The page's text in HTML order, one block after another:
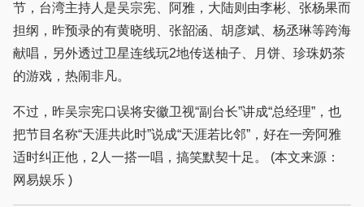
节，台湾主持人是吴宗宪、阿雅，大陆则由李彬、张杨果而
担纲，昨预录的有黄晓明、张韶涵、胡彦斌、杨丞琳等跨海
献唱，另外透过卫星连线玩2地传送柚子、月饼、珍珠奶茶
的游戏，热闹非凡。
不过，昨吴宗宪口误将安徽卫视“副台长”讲成“总经理”，也
把节目名称“天涯共此时”说成“天涯若比邻”，好在一旁阿雅
适时纠正他，2人一搭一唱，搞笑默契十足。 (本文来源：
网易娱乐 )